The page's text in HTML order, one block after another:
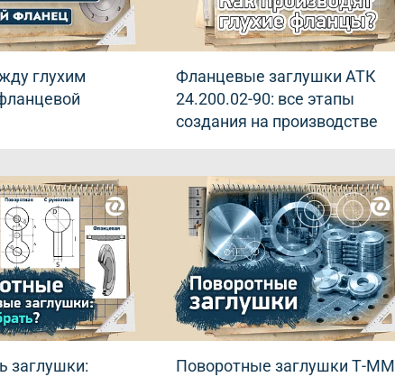
глухим
Фланцевые заглушки АТК
24.200.02-90: все этапы
создания на производстве
заглушки:
Поворотные заглушки Т-ММ